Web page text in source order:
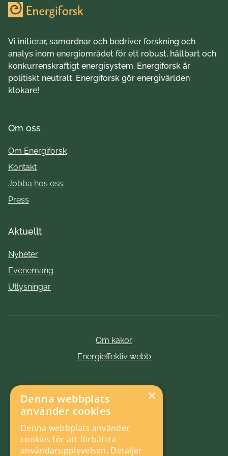
Vi initierar, samordnar och bedriver forskning och
analys inom energiområdet för ett robust, hållbart och
konkurrenskraftigt energisystem. Energiforsk är
politiskt neutralt. Energiforsk gör energivärlden
klokare!
Om oss
Om Energiforsk
Kontakt
Jobba hos oss
Press
Aktuellt
Nyheter
Evenemang
Utlysningar
Om kakor
Energieffektiv webb
×
Denna webbplats
använder cookies
Denna webbplats använder
cookies för att förbättra
användarupplevelsen. Detaljer